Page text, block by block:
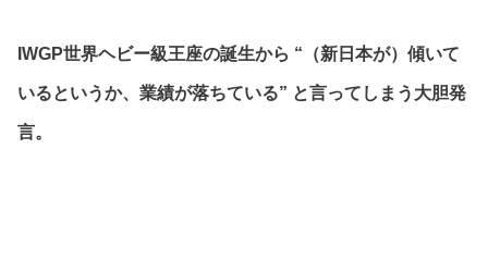
IWGP世界ヘビー級王座の誕生から “（新日本が）傾いて
いるというか、業績が落ちている” と言ってしまう大胆発
言。